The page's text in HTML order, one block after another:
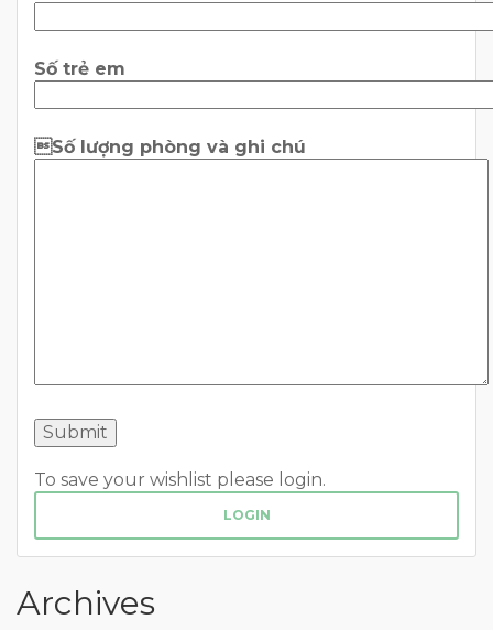
Số trẻ em
Số lượng phòng và ghi chú
To save your wishlist please login.
LOGIN
Archives